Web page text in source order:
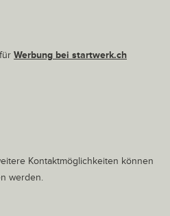
Werbung bei startwerk.ch
Kontaktmöglichkeiten können
werden.